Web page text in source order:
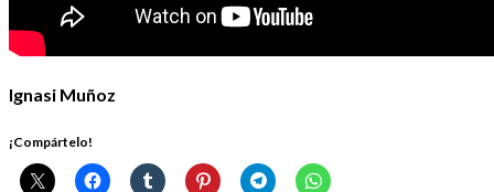
Ignasi Muñoz
¡Compártelo!